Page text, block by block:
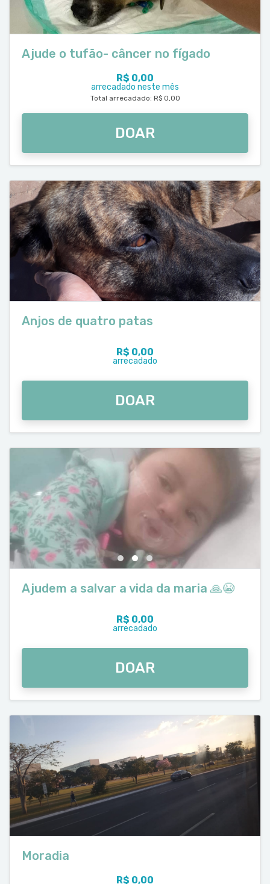
Ajude o tufão- câncer no fígado
R$ 0,00
arrecadado neste mês
Total arrecadado: R$ 0,00
DOAR
Anjos de quatro patas
R$ 0,00
arrecadado
DOAR
Ajudem a salvar a vida da maria 🙏😭
R$ 0,00
arrecadado
DOAR
Moradia
R$ 0,00